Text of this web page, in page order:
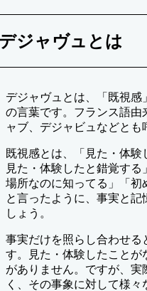
ジャヴュとは
デジャヴュとは、「既視感
の言葉です。フランス語由
ャブ、デジャビュなどとも
既視感とは、「見た・体
見た・体験したと錯覚す
場所なのに知ってる」「初
と言ったように、事実と
しょう。
事実だけを照らし合わせ
す。見た・体験したこと
がありません。ですが、
く、その事象に対して様々